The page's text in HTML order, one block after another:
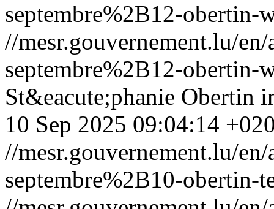
septembre%2B12-obertin-
//mesr.gouvernement.lu/
septembre%2B12-obertin-
St&eacute;phanie Obertin
10 Sep 2025 09:04:14
//mesr.gouvernement.lu/
septembre%2B10-obertin-